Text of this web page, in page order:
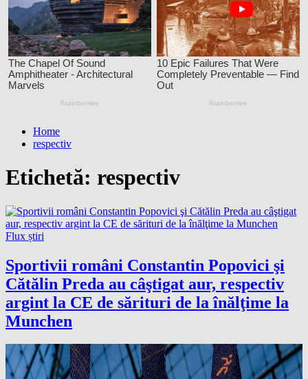
Home
respectiv
Etichetă: respectiv
Flux știri
Sportivii români Constantin Popovici şi
Cătălin Preda au câştigat aur, respectiv
argint la CE de sărituri de la înălţime la
Munchen